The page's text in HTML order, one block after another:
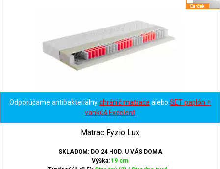
Odporúčame antibakteriálnychránič matraca alebo SET paplón +
vankúš Excelent
Matrac Fyzio Lux
SKLADOM: DO 24 HOD. U VÁS DOMA
Výška: 19 cm